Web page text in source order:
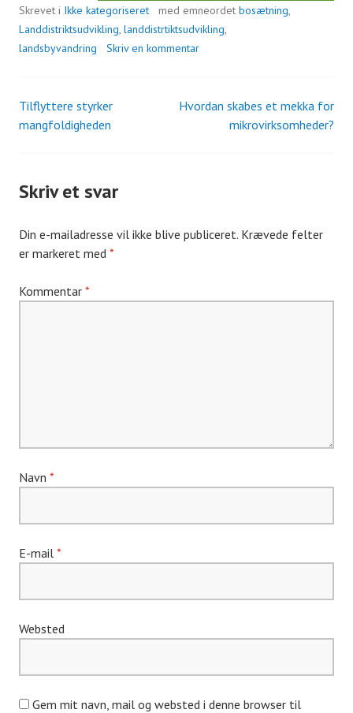
Skrevet i Ikke kategoriseret med emneordet bosætning,
Landdistriktsudvikling, landdistrtiktsudvikling,
landsbyvandring
Skriv en kommentar
Indlæg
Tilflyttere styrker
mangfoldigheden
Hvordan skabes et mekka for
mikrovirksomheder?
Skriv et svar
Din e-mailadresse vil ikke blive publiceret. Krævede felter
er markeret med *
Kommentar *
Navn *
E-mail *
Websted
Gem mit navn, mail og websted i denne browser til